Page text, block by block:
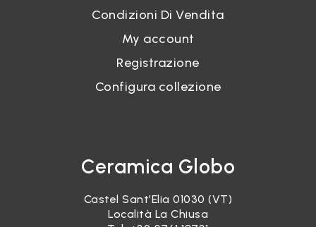
Condizioni Di Vendita
My account
Registrazione
Configura collezione
Ceramica Globo
Castel Sant’Elia 01030 (VT)
Località La Chiusa